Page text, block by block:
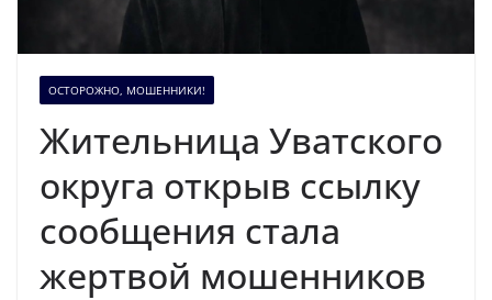
ОСТОРОЖНО, МОШЕННИКИ!
Жительница Уватского
округа открыв ссылку
сообщения стала
жертвой мошенников